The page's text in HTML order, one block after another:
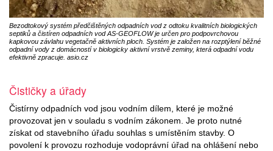
Bezodtokový systém předčištěných odpadních vod z odtoku kvalitních biologických
septiků a čistíren odpadních vod AS-GEOFLOW je určen pro podpovrchovou
kapkovou závlahu vegetačně aktivních ploch. Systém je založen na rozptýlení běžné
odpadní vody z domácností v biologicky aktivní vrstvě zeminy, která odpadní vodu
efektivně zpracuje. asio.cz
Čističky a úřady
Čistírny odpadních vod jsou vodním dílem, které je možné
provozovat jen v souladu s vodním zákonem. Je proto nutné
získat od stavebního úřadu souhlas s umístěním stavby. O
povolení k provozu rozhoduje vodoprávní úřad na ohlášení nebo